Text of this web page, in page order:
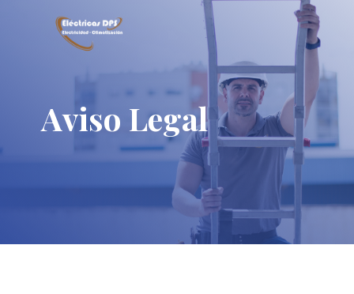
Aviso Legal